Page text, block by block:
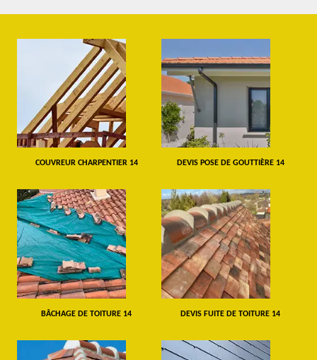
COUVREUR CHARPENTIER 14 DEVIS POSE DE GOUTTIÈRE 14
BÂCHAGE DE TOITURE 14 DEVIS FUITE DE TOITURE 14